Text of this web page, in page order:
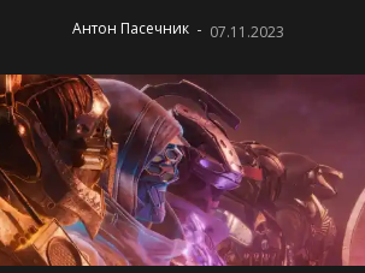
Антон Пасечник - 07.11.2023